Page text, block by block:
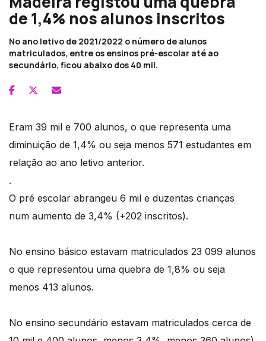
de 1,4% nos alunos inscritos
No ano letivo de 2021/2022 o número de alunos
matriculados, entre os ensinos pré-escolar até ao
secundário, ficou abaixo dos 40 mil.
Eram 39 mil e 700 alunos, o que representa uma
diminuição de 1,4% ou seja menos 571 estudantes em
relação ao ano letivo anterior.
.
O pré escolar abrangeu 6 mil e duzentas crianças
num aumento de 3,4% (+202 inscritos).
No ensino básico estavam matriculados 23 099 alunos
o que representou uma quebra de 1,8% ou seja
menos 413 alunos.
No ensino secundário estavam matriculados cerca de